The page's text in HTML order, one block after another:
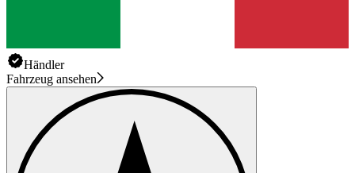
Händler
Fahrzeug ansehen